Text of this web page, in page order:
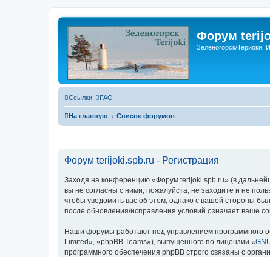
Форум
Зеленогорск/Териоки.
Ссылки FAQ
На главную Список форумов
Форум terijoki.spb.ru - Регистрация
Заходя на конференцию «Форум terijoki.spb.ru» (в
вы не согласны с ними, пожалуйста, не заходите и не
чтобы уведомить вас об этом, однако с вашей стороны
после обновления/исправления условий означает ваше
Наши форумы работают под управлением программного
Limited», «phpBB Teams»), выпущенного по лицензии «
программного обеспечения phpBB строго связаны с